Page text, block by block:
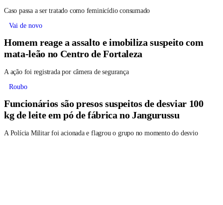
Caso passa a ser tratado como feminicídio consumado
Vai de novo
Homem reage a assalto e imobiliza suspeito com
mata-leão no Centro de Fortaleza
A ação foi registrada por câmera de segurança
Roubo
Funcionários são presos suspeitos de desviar 100
kg de leite em pó de fábrica no Jangurussu
A Polícia Militar foi acionada e flagrou o grupo no momento do desvio